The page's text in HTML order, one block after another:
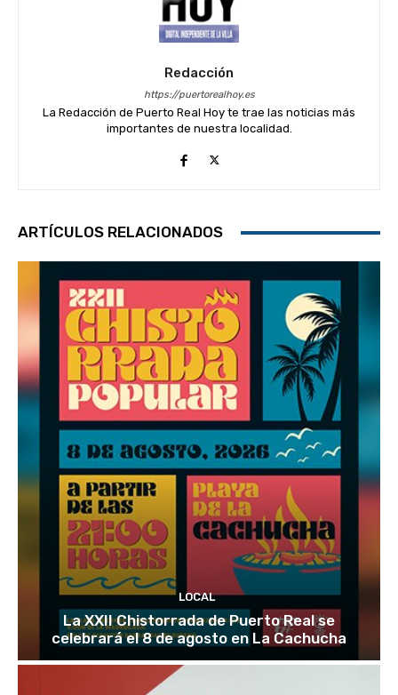
Redacción
https://puertorealhoy.es
La Redacción de Puerto Real Hoy te trae las noticias más
importantes de nuestra localidad.
ARTÍCULOS RELACIONADOS
LOCAL
La XXII Chistorrada de Puerto Real se
celebrará el 8 de agosto en La Cachucha